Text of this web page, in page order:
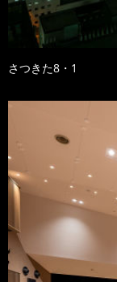
さつきた8・1